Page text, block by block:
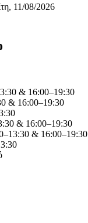
11/08/2026
& 16:00–19:30
& 16:00–19:30
& 16:00–19:30
& 16:00–19:30